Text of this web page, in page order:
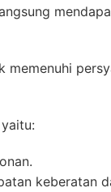
keberatan